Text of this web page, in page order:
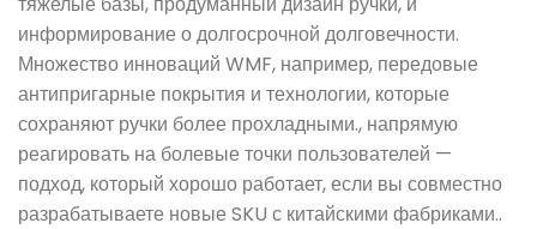
информирование о долгосрочной долговечности.
Множество инноваций WMF, например, передовые
антипригарные покрытия и технологии, которые
сохраняют ручки более прохладными., напрямую
реагировать на болевые точки пользователей —
подход, который хорошо работает, если вы совместно
разрабатываете новые SKU с китайскими фабриками..